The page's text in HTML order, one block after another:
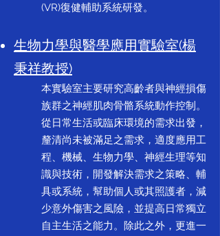
(VR)復健輔助系統研發。
生物力學與醫學應用實驗室(楊
秉祥教授)
本實驗室主要研究高齡者與神經損傷
族群之神經肌肉骨骼系統動作控制。
從日常生活或臨床環境的需求出發，
釐清尚未被滿足之需求，適度應用工
程、機械、生物力學、神經生理等知
識與技術，開發解決需求之策略、輔
具或系統，幫助個人或其照護者，減
少意外傷害之風險，並提高日常獨立
自主生活之能力。除此之外，更進一